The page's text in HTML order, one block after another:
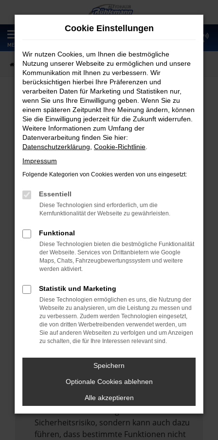
Zum
Hauptinhalt
springen
MENÜ
Startseite Fahrzeugangebote Fahrzeugmarkt
Fahrzeugmarkt
Fehler: Network Error
Beim Laden ist ein Fehler aufgetreten.
Hier sind ein paar Tipps, die dir helfen können:
Überprüfe deine Firewall und deine
Laden andere Webseiten, zum Beispiel
deine Suchmaschine?
Prüfe deine Browsererweiterungen.
Manche Erweiterungen, wie Werbeblocker,
können das Laden bestimmter Seiten
verhindern. Funktioniert die Seite in einem
anderen Browser oder in einem privaten
Fenster?
Starte dein Gerät neu.
vorübergehende Probleme zu beheben.
Betriebssystem auf dem neuesten Stand
Veraltete Software birgt nicht nur ein
Sicherheitsrisiko, sondern kann auch dazu
führen, dass bestimmte Funktionen nicht
Cookie Einstellungen
Wir nutzen Cookies, um Ihnen die bestmögliche
Nutzung unserer Webseite zu ermöglichen und unsere
Kommunikation mit Ihnen zu verbessern. Wir
berücksichtigen hierbei Ihre Präferenzen und
verarbeiten Daten für Marketing und Statistiken nur,
wenn Sie uns Ihre Einwilligung geben. Wenn Sie zu
einem späteren Zeitpunkt Ihre Meinung ändern, können
Sie die Einwilligung jederzeit für die Zukunft widerrufen.
Weitere Informationen zum Umfang der
Datenverarbeitung finden Sie hier:
Datenschutzerklärung Cookie-Richtlinie
Impressum
Folgende Kategorien von Cookies werden von uns eingesetzt:
Essentiell
Diese Technologien sind erforderlich, um die
Kernfunktionalität der Webseite zu gewährleisten.
Funktional
Diese Technologien bieten die bestmögliche Funktionalität
der Webseite. Services von Drittanbietern wie Google
Maps, Chats, Fahrzeugbewertungssystem und weitere
werden aktiviert.
Statistik und Marketing
Diese Technologien ermöglichen es uns, die Nutzung der
Webseite zu analysieren, um die Leistung zu messen und
zu verbessern. Zudem werden Technologien eingesetzt,
die von dritten Werbetreibenden verwendet werden, um
Sie auf anderen Webseiten zu verfolgen und um Anzeigen
zu schalten, die für Ihre Interessen relevant sind.
Speichern
Optionale Cookies ablehnen
Alle akzeptieren